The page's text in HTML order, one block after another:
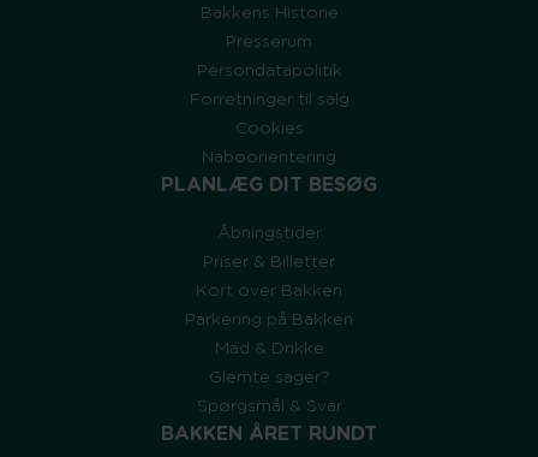
Bakkens Historie
Presserum
Persondatapolitik
Forretninger til salg
Cookies
Naboorientering
PLANLÆG DIT BESØG
Åbningstider
Priser & Billetter
Kort over Bakken
Parkering på Bakken
Mad & Drikke
Glemte sager?
Spørgsmål & Svar
BAKKEN ÅRET RUNDT